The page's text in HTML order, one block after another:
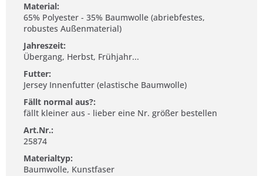
Material:
65% Polyester - 35% Baumwolle (abriebfestes,
robustes Außenmaterial)
Jahreszeit:
Übergang, Herbst, Frühjahr...
Futter:
Jersey Innenfutter (elastische Baumwolle)
Fällt normal aus?:
fällt kleiner aus - lieber eine Nr. größer bestellen
Art.Nr.:
25874
Materialtyp:
Baumwolle, Kunstfaser